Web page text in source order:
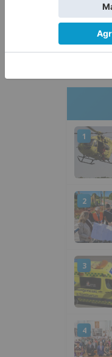
1
2
3
4